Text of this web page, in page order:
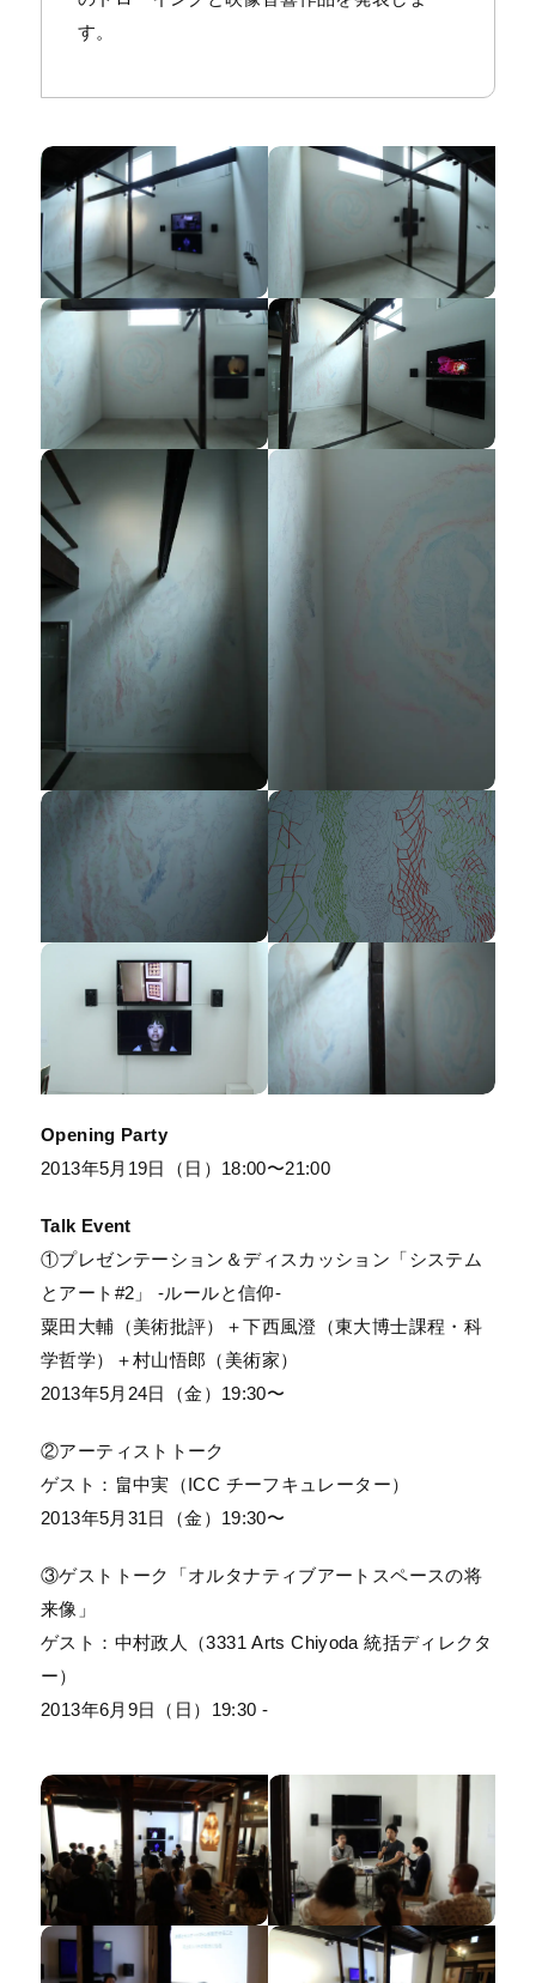
す。
Opening Party
2013年5月19日（日）18:00〜21:00
Talk Event
①プレゼンテーション＆ディスカッション「システム
とアート#2」 -ルールと信仰-
粟田大輔（美術批評）＋下西風澄（東大博士課程・科
学哲学）＋村山悟郎（美術家）
2013年5月24日（金）19:30〜
②アーティストトーク
ゲスト：畠中実（ICC チーフキュレーター）
2013年5月31日（金）19:30〜
③ゲストトーク「オルタナティブアートスペースの将
来像」
ゲスト：中村政人（3331 Arts Chiyoda 統括ディレクタ
ー）
2013年6月9日（日）19:30 -